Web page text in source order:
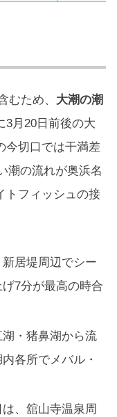
むため、 大潮の潮
3月20日前後の大
今切口では干満差
潮の流れが奥浜名
トフィッシュの接
新居堤周辺でシー
7分が最高の時合
湖・猪鼻湖から流
各所でメバル・
、舘山寺温泉周